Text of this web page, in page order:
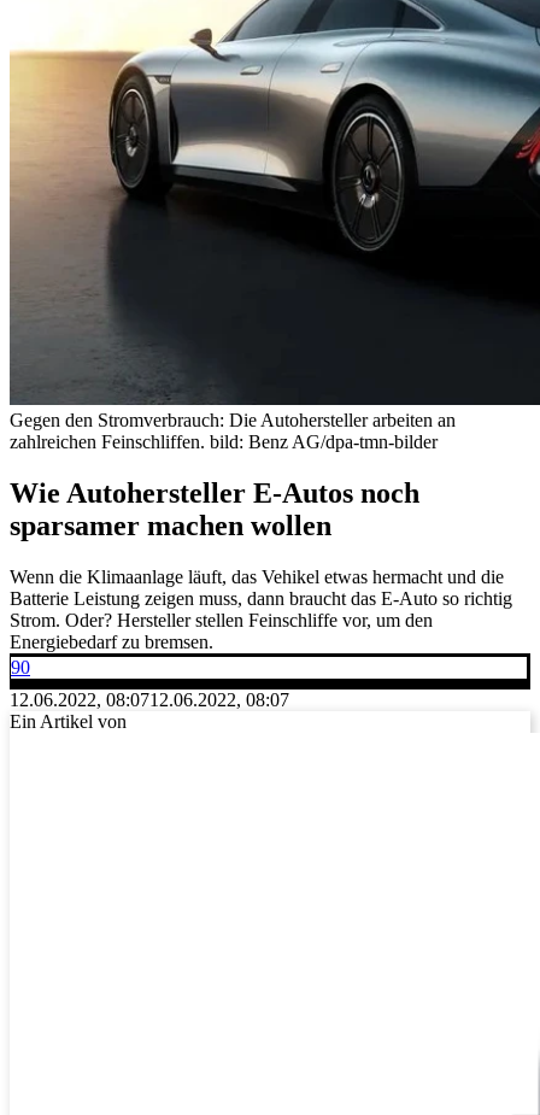
Gegen den Stromverbrauch: Die Autohersteller arbeiten an
zahlreichen Feinschliffen. bild: Benz AG/dpa-tmn-bilder
Wie Autohersteller E-Autos noch
sparsamer machen wollen
Wenn die Klimaanlage läuft, das Vehikel etwas hermacht und die
Batterie Leistung zeigen muss, dann braucht das E-Auto so richtig
Strom. Oder? Hersteller stellen Feinschliffe vor, um den
Energiebedarf zu bremsen.
90
12.06.2022, 08:0712.06.2022, 08:07
Ein Artikel von